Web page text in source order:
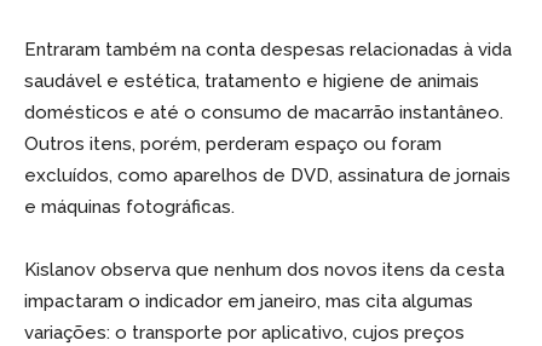
Entraram também na conta despesas relacionadas à vida
saudável e estética, tratamento e higiene de animais
domésticos e até o consumo de macarrão instantâneo.
Outros itens, porém, perderam espaço ou foram
excluídos, como aparelhos de DVD, assinatura de jornais
e máquinas fotográficas.
Kislanov observa que nenhum dos novos itens da cesta
impactaram o indicador em janeiro, mas cita algumas
variações: o transporte por aplicativo, cujos preços